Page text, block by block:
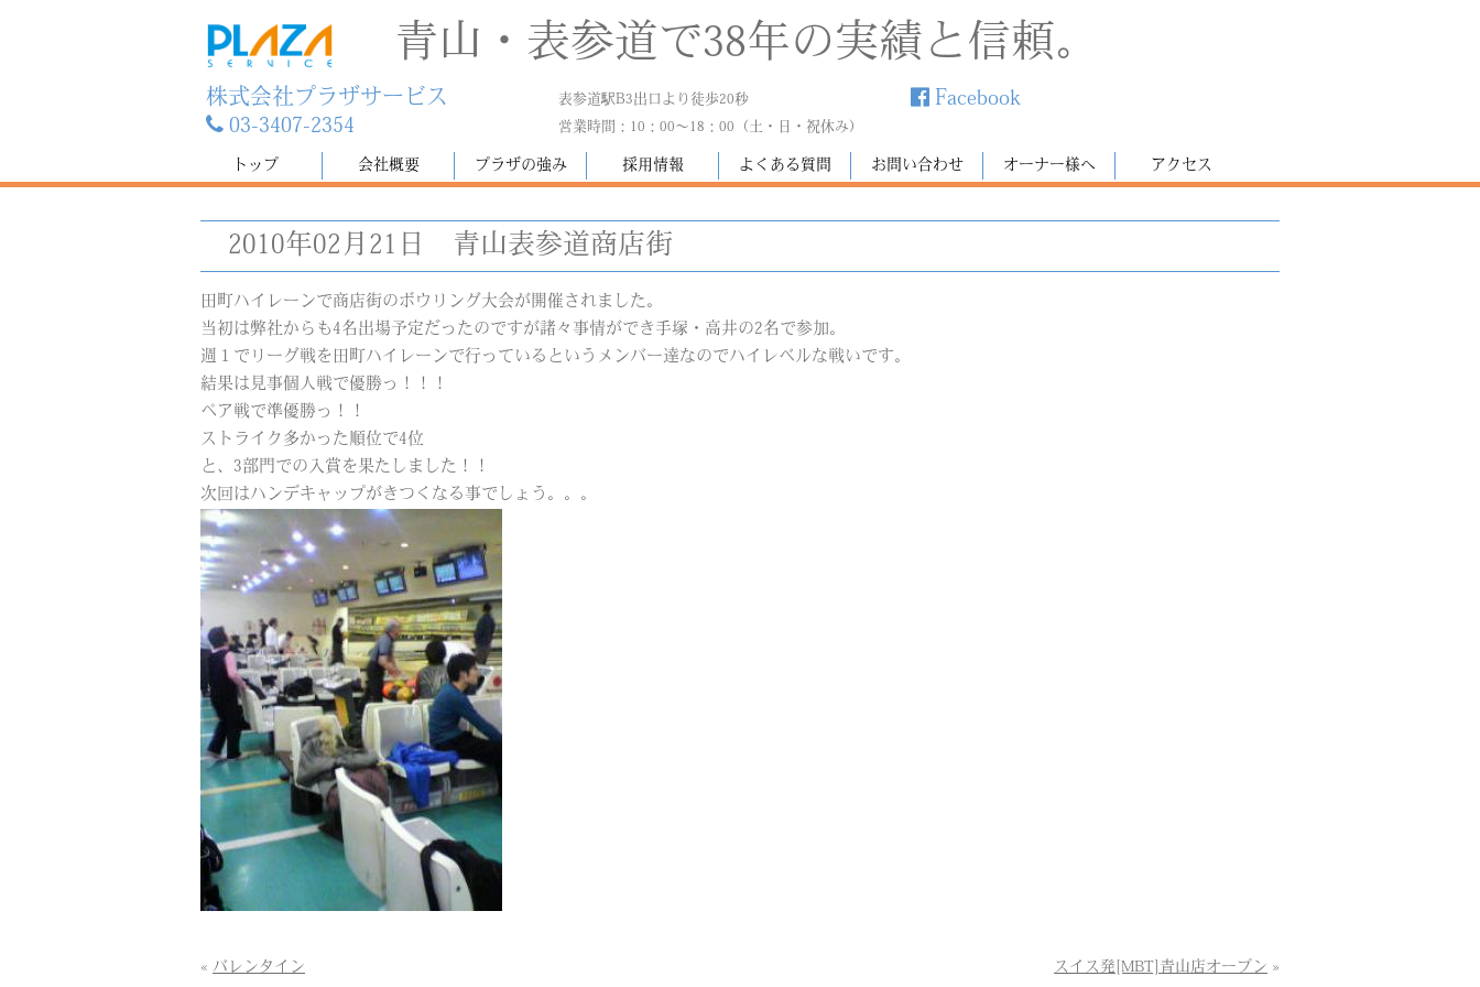
青山・表参道で38年の実績と信頼。
株式会社プラザサービス
03-3407-2354
表参道駅B3出口より徒歩20秒
営業時間：10：00～18：00（土・日・祝休み）
Facebook
トップ 会社概要 プラザの強み 採用情報 よくある質問 お問い合わせ オーナー様へ アクセス
2010年02月21日 青山表参道商店街
田町ハイレーンで商店街のボウリング大会が開催されました。
当初は弊社からも4名出場予定だったのですが諸々事情ができ手塚・高井の2名で参加。
週１でリーグ戦を田町ハイレーンで行っているというメンバー達なのでハイレベルな戦いです。
結果は見事個人戦で優勝っ！！！
ペア戦で準優勝っ！！
ストライク多かった順位で4位
と、3部門での入賞を果たしました！！
次回はハンデキャップがきつくなる事でしょう。。。
« バレンタイン スイス発[MBT]青山店オープン »